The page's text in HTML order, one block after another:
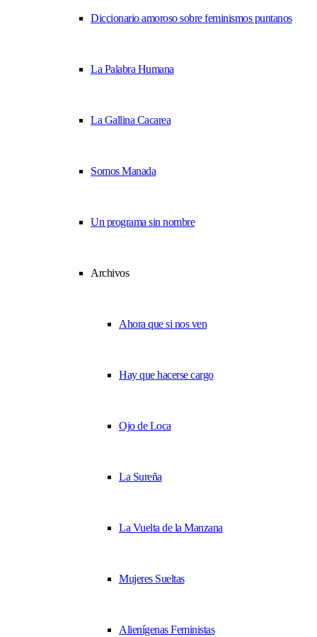
Diccionario amoroso sobre feminismos puntanos
La Palabra Humana
La Gallina Cacarea
Somos Manada
Un programa sin nombre
Archivos
Ahora que si nos ven
Hay que hacerse cargo
Ojo de Loca
La Sureña
La Vuelta de la Manzana
Mujeres Sueltas
Alienígenas Feministas